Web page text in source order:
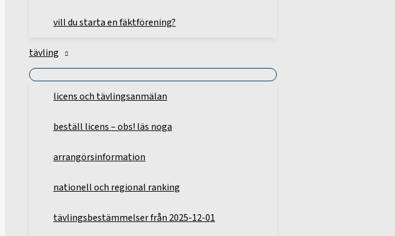
vill du starta en fäktförening?
tävling
licens och tävlingsanmälan
beställ licens – obs! läs noga
arrangörsinformation
nationell och regional ranking
tävlingsbestämmelser från 2025-12-01